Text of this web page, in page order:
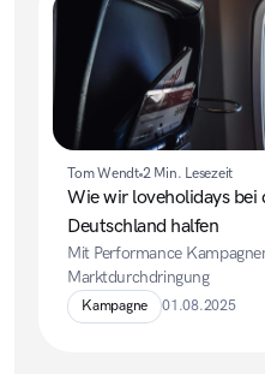
Tom Wendt 2 Min. Lesezeit
Wie wir loveholidays bei
Deutschland halfen
Mit Performance
Marktdurchdringung
Kampagne 01.08.2025